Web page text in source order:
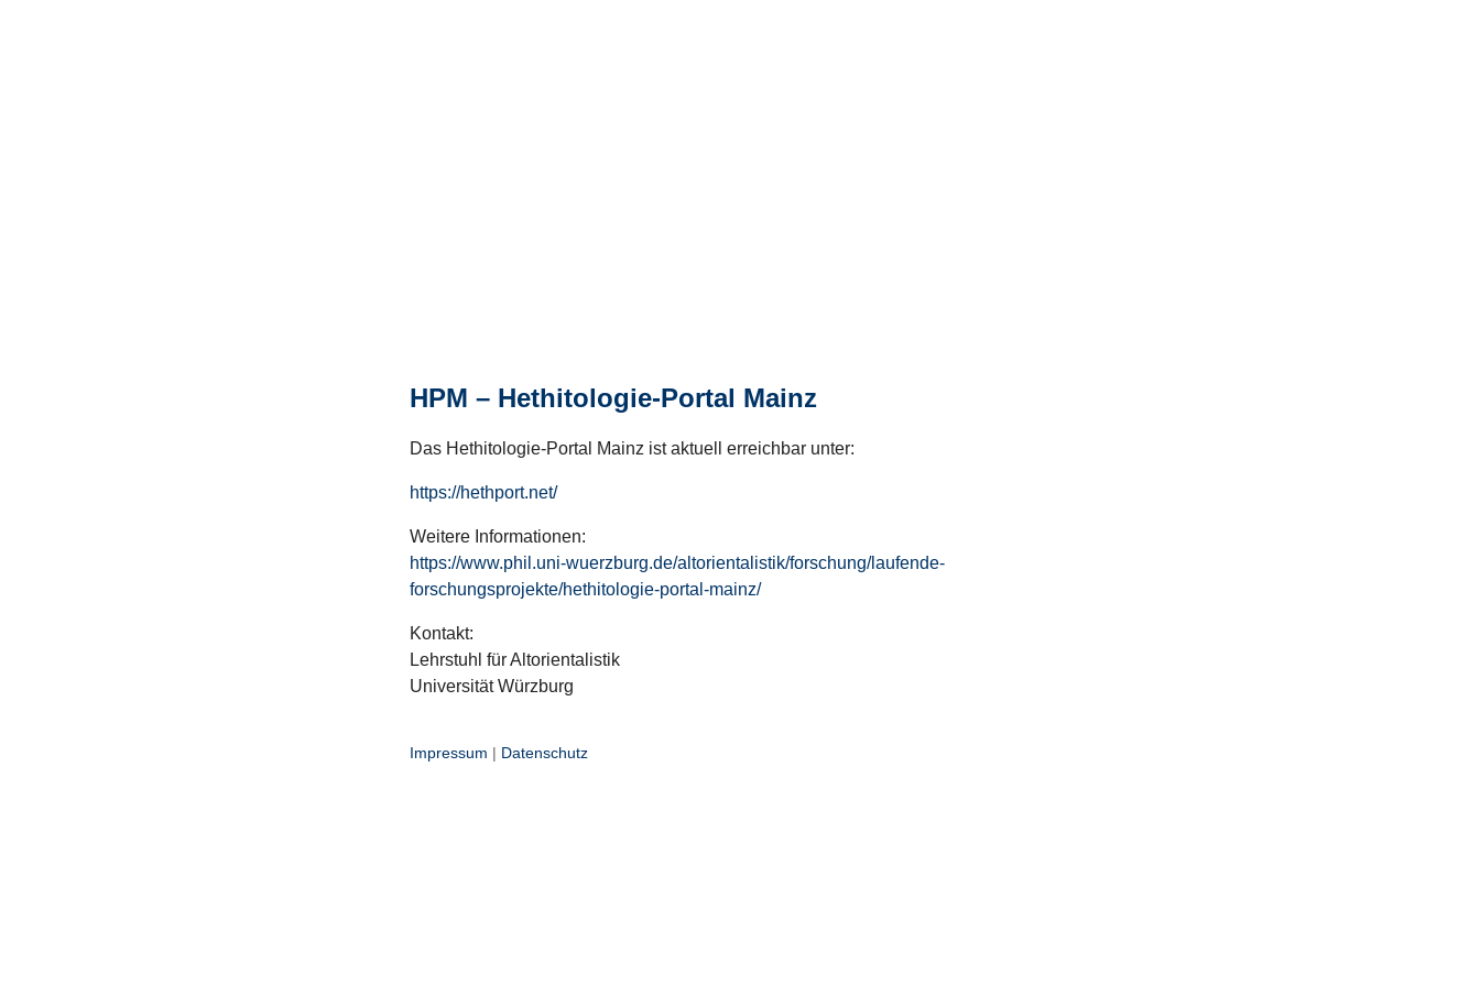
HPM – Hethitologie-Portal Mainz
Das Hethitologie-Portal Mainz ist aktuell erreichbar unter:
https://hethport.net/
Weitere Informationen:
https://www.phil.uni-wuerzburg.de/altorientalistik/forschung/laufende-
forschungsprojekte/hethitologie-portal-mainz/
Kontakt:
Lehrstuhl für Altorientalistik
Universität Würzburg
Impressum | Datenschutz